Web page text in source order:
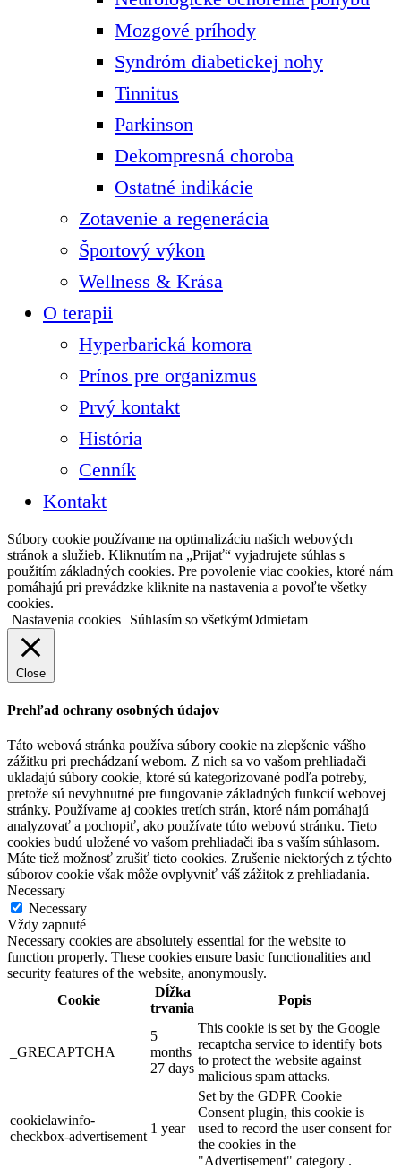
Mozgové príhody
Syndróm diabetickej nohy
Tinnitus
Parkinson
Dekompresná choroba
Ostatné indikácie
Zotavenie a regenerácia
Športový výkon
Wellness & Krása
O terapii
Hyperbarická komora
Prínos pre organizmus
Prvý kontakt
História
Cenník
Kontakt
Súbory cookie používame na optimalizáciu našich webových
stránok a služieb. Kliknutím na „Prijať“ vyjadrujete súhlas s
použitím základných cookies. Pre povolenie viac cookies, ktoré nám
pomáhajú pri prevádzke kliknite na nastavenia a povoľte všetky
cookies.
Nastavenia cookies
Súhlasím so všetkýmOdmietam
Close
Prehľad ochrany osobných údajov
Táto webová stránka používa súbory cookie na zlepšenie vášho
zážitku pri prechádzaní webom. Z nich sa vo vašom prehliadači
ukladajú súbory cookie, ktoré sú kategorizované podľa potreby,
pretože sú nevyhnutné pre fungovanie základných funkcií webovej
stránky. Používame aj cookies tretích strán, ktoré nám pomáhajú
analyzovať a pochopiť, ako používate túto webovú stránku. Tieto
cookies budú uložené vo vašom prehliadači iba s vaším súhlasom.
Máte tiež možnosť zrušiť tieto cookies. Zrušenie niektorých z týchto
súborov cookie však môže ovplyvniť váš zážitok z prehliadania.
Necessary
Necessary
Vždy zapnuté
Necessary cookies are absolutely essential for the website to
function properly. These cookies ensure basic functionalities and
security features of the website, anonymously.
Cookie
Dĺžka
trvania
Popis
_GRECAPTCHA
5
months
27 days
This cookie is set by the Google
recaptcha service to identify bots
to protect the website against
malicious spam attacks.
cookielawinfo-
checkbox-advertisement
1 year
Set by the GDPR Cookie
Consent plugin, this cookie is
used to record the user consent for
the cookies in the
"Advertisement" category .